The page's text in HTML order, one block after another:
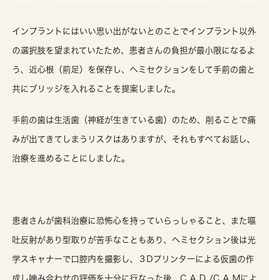
インプラントにはいい思い出がないとのことでインプラント以外
の選択肢を望まれていたため、患者さんの負担が最小限になるよ
う、近心根（前足）を保存し、ヘミセクションをして手前の歯と
共にブリッジを入れることを提案しました。
手前の歯は生活歯（神経が生きている歯）のため、削ることで痛
みが出てきてしまうリスクはありますが、それもすべてお話し、
治療を進めることにしました。
患者さんが歯科治療に恐怖心を持っていらっしゃること、また嘔
吐反射があり型取りが苦手なこともあり、ヘミセクション後は光
学スキャナーで口腔内を撮影し、３Dプリンターによる仮歯の作
成し噛み合わせの評価を十分に行なった後、C A D /C A Mによ